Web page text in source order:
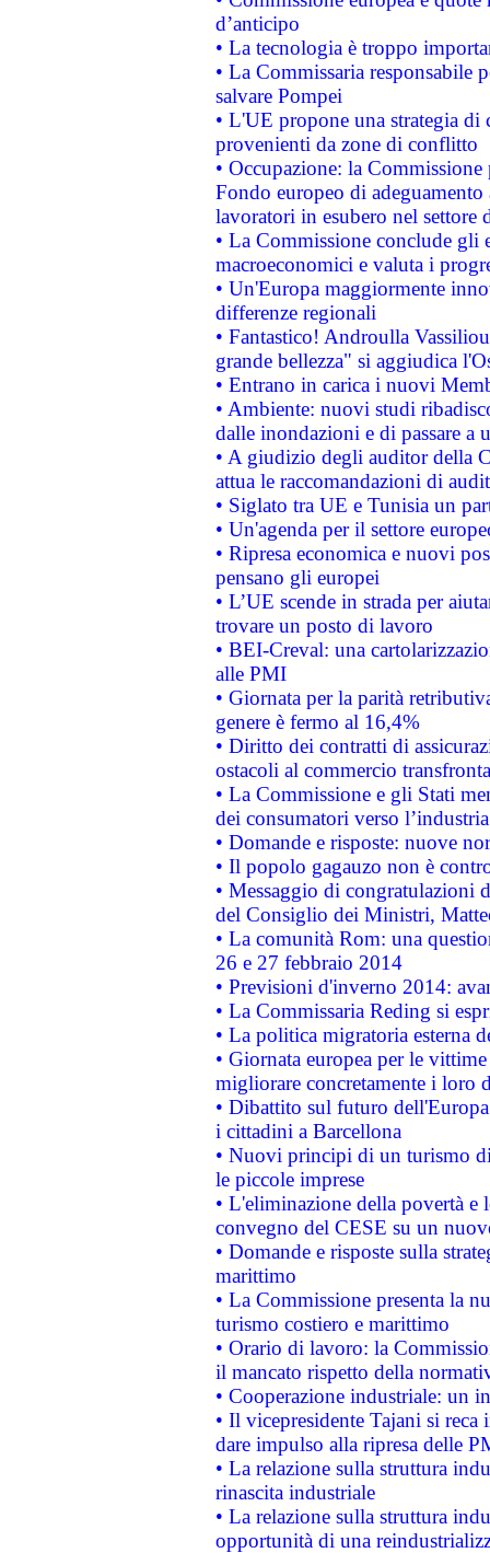
d’anticipo
• La tecnologia è troppo
• La Commissaria responsabile
salvare Pompei
• L'UE propone una strategia
provenienti da zone di conflitto
• Occupazione: la
Fondo europeo di
lavoratori in esubero nel
• La Commissione conclude
macroeconomici e valuta i
• Un'Europa maggiormente
differenze regionali
• Fantastico! Androulla
grande bellezza" si aggiudica
• Entrano in carica i nuovi
• Ambiente: nuovi studi
dalle inondazioni e di passare a
• A giudizio degli auditor della
attua le raccomandazioni di
• Siglato tra UE e Tunisia un
• Un'agenda per il settore
• Ripresa economica e nuovi
pensano gli europei
• L’UE scende in strada per
trovare un posto di lavoro
• BEI-Creval: una
alle PMI
• Giornata per la parità
genere è fermo al 16,4%
• Diritto dei contratti di
ostacoli al commercio
• La Commissione e gli Stati
dei consumatori verso
• Domande e risposte: nuove
• Il popolo gagauzo non è
• Messaggio di congratulazioni
del Consiglio dei Ministri,
• La comunità Rom: una
26 e 27 febbraio 2014
• Previsioni d'inverno 2014:
• La Commissaria Reding si
• La politica migratoria esterna
• Giornata europea per le
migliorare concretamente i loro
• Dibattito sul futuro
i cittadini a Barcellona
• Nuovi principi di un turismo
le piccole imprese
• L'eliminazione della povertà
convegno del CESE su un
• Domande e risposte sulla
marittimo
• La Commissione presenta la
turismo costiero e marittimo
• Orario di lavoro: la
il mancato rispetto della
• Cooperazione industriale: un
• Il vicepresidente Tajani si
dare impulso alla ripresa delle
• La relazione sulla struttura
rinascita industriale
• La relazione sulla struttura
opportunità di una